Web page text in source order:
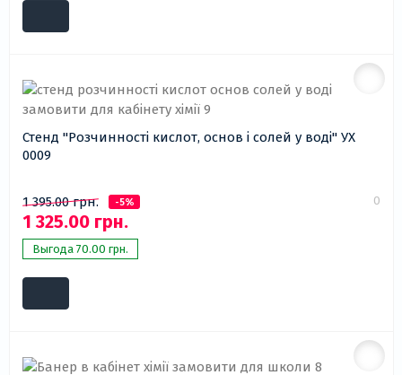
Стенд "Розчинності кислот, основ і солей у воді" УХ
0009
1 395.00 грн. -5%
1 325.00 грн.
Выгода 70.00 грн.
0